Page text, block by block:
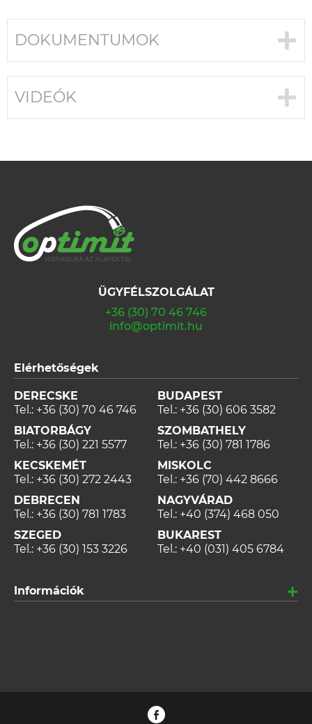
DOKUMENTUMOK
VIDEÓK
ÜGYFÉLSZOLGÁLAT
+36 (30) 70 46 746
info@optimit.hu
Elérhetőségek
DERECSKE
Tel.: +36 (30) 70 46 746
BIATORBÁGY
Tel.: +36 (30) 221 5577
KECSKEMÉT
Tel.: +36 (30) 272 2443
DEBRECEN
Tel.: +36 (30) 781 1783
SZEGED
Tel.: +36 (30) 153 3226
BUDAPEST
Tel.: +36 (30) 606 3582
SZOMBATHELY
Tel.: +36 (30) 781 1786
MISKOLC
Tel.: +36 (70) 442 8666
NAGYVÁRAD
Tel.: +40 (374) 468 050
BUKAREST
Tel.: +40 (031) 405 6784
Információk